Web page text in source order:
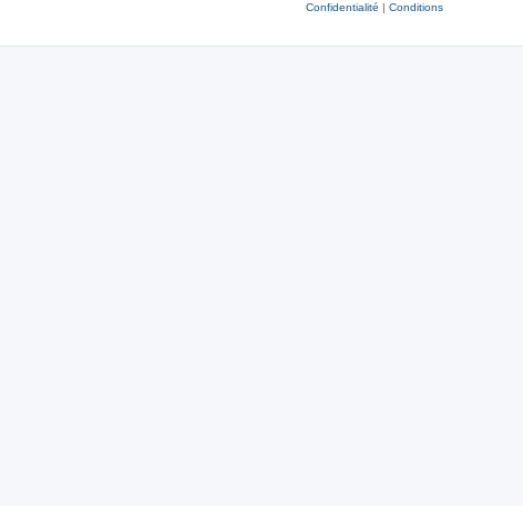
Confidentialité | Conditions